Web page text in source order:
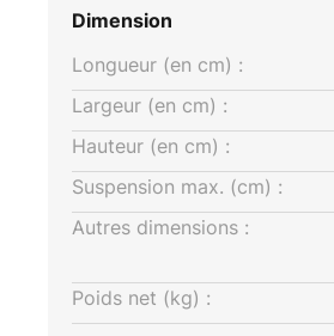
Dimension
Longueur (en cm) :
Largeur (en cm) :
Hauteur (en cm) :
Suspension max. (cm) :
Autres dimensions :
Poids net (kg) :